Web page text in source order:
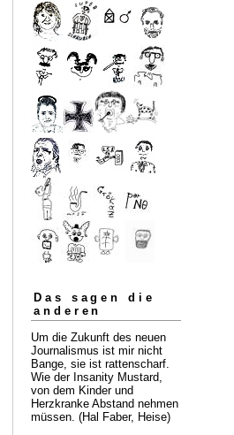
Das sagen die
anderen
Um die Zukunft des neuen
Journalismus ist mir nicht
Bange, sie ist rattenscharf.
Wie der Insanity Mustard,
von dem Kinder und
Herzkranke Abstand nehmen
müssen. (Hal Faber, Heise)